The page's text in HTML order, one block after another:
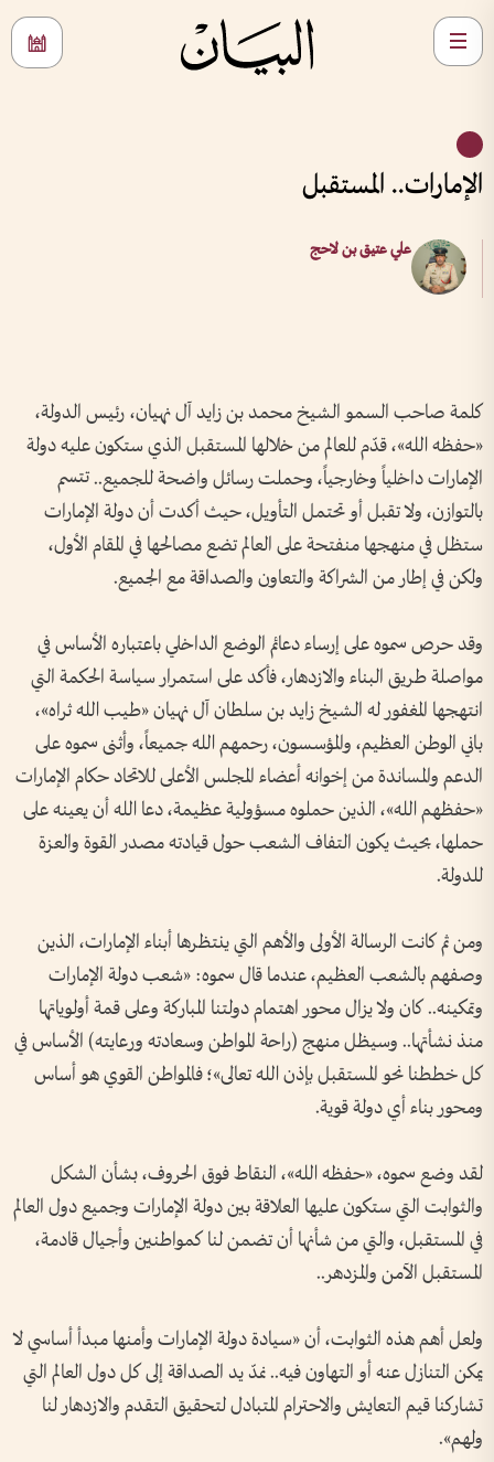
الإمارات.. المستقبل
علي عتيق بن لاحج
كلمة صاحب السمو الشيخ محمد بن زايد آل نهيان، رئيس الدولة،
«حفظه الله»، قدّم للعالم من خلالها المستقبل الذي ستكون عليه دولة
الإمارات داخلياً وخارجياً، وحملت رسائل واضحة للجميع.. تتسم
بالتوازن، ولا تقبل أو تحتمل التأويل، حيث أكدت أن دولة الإمارات
ستظل في منهجها منفتحة على العالم تضع مصالحها في المقام الأول،
ولكن في إطار من الشراكة والتعاون والصداقة مع الجميع.
وقد حرص سموه على إرساء دعائم الوضع الداخلي باعتباره الأساس في
مواصلة طريق البناء والازدهار، فأكد على استمرار سياسة الحكمة التي
انتهجها المغفور له الشيخ زايد بن سلطان آل نهيان «طيب الله ثراه»،
باني الوطن العظيم، والمؤسسون، رحمهم الله جميعاً، وأثنى سموه على
الدعم والمساندة من إخوانه أعضاء المجلس الأعلى للاتحاد حكام الإمارات
«حفظهم الله»، الذين حملوه مسؤولية عظيمة، دعا الله أن يعينه على
حملها، بحيث يكون التفاف الشعب حول قيادته مصدر القوة والعزة
للدولة.
ومن ثم كانت الرسالة الأولى والأهم التي ينتظرها أبناء الإمارات، الذين
وصفهم بالشعب العظيم، عندما قال سموه: «شعب دولة الإمارات
وتمكينه.. كان ولا يزال محور اهتمام دولتنا المباركة وعلى قمة أولوياتها
منذ نشأتها.. وسيظل منهج (راحة المواطن وسعادته ورعايته) الأساس في
كل خططنا نحو المستقبل بإذن الله تعالى»؛ فالمواطن القوي هو أساس
ومحور بناء أي دولة قوية.
لقد وضع سموه، «حفظه الله»، النقاط فوق الحروف، بشأن الشكل
والثوابت التي ستكون عليها العلاقة بين دولة الإمارات وجميع دول العالم
في المستقبل، والتي من شأنها أن تضمن لنا كمواطنين وأجيال قادمة،
المستقبل الآمن والمزدهر..
ولعل أهم هذه الثوابت، أن «سيادة دولة الإمارات وأمنها مبدأ أساسي لا
يمكن التنازل عنه أو التهاون فيه.. نمدّ يد الصداقة إلى كل دول العالم التي
تشاركنا قيم التعايش والاحترام المتبادل لتحقيق التقدم والازدهار لنا
ولهم».